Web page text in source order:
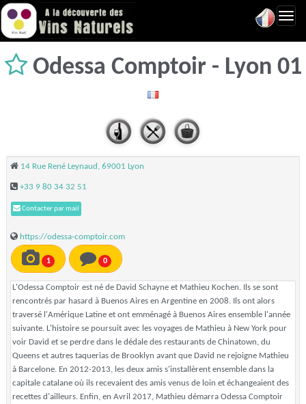
Odessa Comptoir - Lyon 01
14 Rue René Leynaud, 69001 Lyon
+33 9 80 34 32 51
Contacter par mail
https://odessa-comptoir.com
1 0
L'Odessa Comptoir est né de David Schayne et Mathieu Kochen. Ils se sont
rencontrés par hasard à Buenos Aires en Argentine en 2008. Ils ont alors
traversé l'Amérique Latine et ont emménagé à Buenos Aires ensemble l'année
suivante. L'histoire se poursuit avec les voyages de Mathieu à New York pour
voir David et se perdre dans le dédale des restaurants de Chinatown, du
Queens et autres taquerias de Brooklyn avant que David ne rejoigne Mathieu
à Barcelone. En 2012-2013, les deux amis s'installèrent ensemble dans la
capitale catalane où ils recevaient des amis venus de loin et échangeaient des
recettes d'ailleurs. Enfin, en Avril 2017, Mathieu démarra Odessa Comptoir